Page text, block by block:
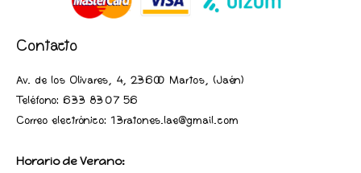
Contacto
Av. de los Olivares, 4, 23600 Martos, (Jaén)
Teléfono: 633 83 07 56
Correo electrónico: 13ratones.lae@gmail.com
Horario de Verano: